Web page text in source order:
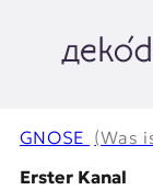
springen
e
GNOSE (Was
Erster Kanal